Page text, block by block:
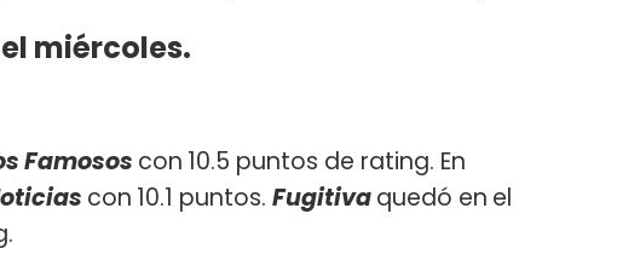
miércoles.
Famosos con 10.5 puntos de rating. En
con 10.1 puntos. Fugitivaquedó en el